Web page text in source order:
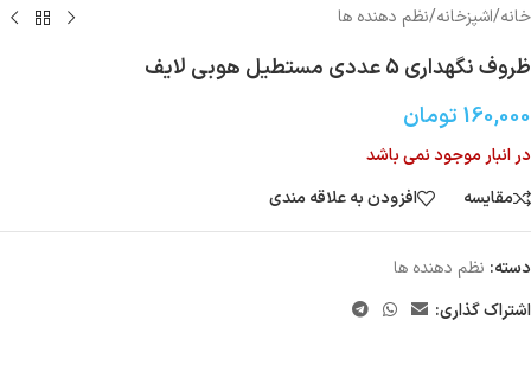
خانه/اشپزخانه/نظم دهنده ها
ظروف نگهداری 5 عددی مستطیل هوبی لایف
160,000 تومان
در انبار موجود نمی باشد
مقایسه
افزودن به علاقه مندی
دسته: نظم دهنده ها
اشتراک گذاری: